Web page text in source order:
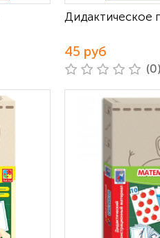
Дидактическое
45 руб